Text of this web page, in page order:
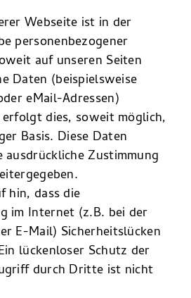
Webseite ist in der
personenbezogener
auf unseren Seiten
Daten (beispielsweise
eMail-Adressen)
dies, soweit möglich,
Basis. Diese Daten
Zustimmung
hin, dass die
im Internet (z.B. bei der
E-Mail) Sicherheitslücken
lückenloser Schutz der
durch Dritte ist nicht